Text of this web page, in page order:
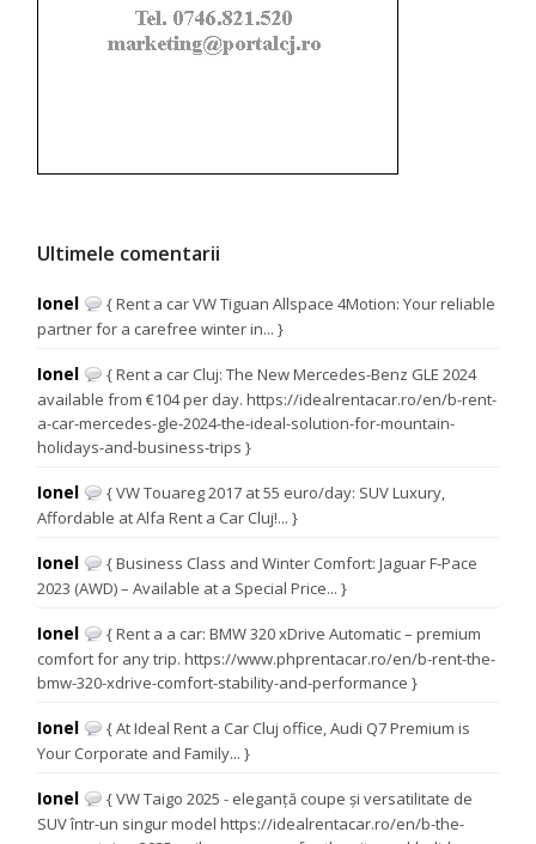
Ultimele comentarii
Ionel
{ Rent a car VW Tiguan Allspace 4Motion: Your reliable
partner for a carefree winter in... }
Ionel
{ Rent a car Cluj: The New Mercedes-Benz GLE 2024
available from €104 per day. https://idealrentacar.ro/en/b-rent-
a-car-mercedes-gle-2024-the-ideal-solution-for-mountain-
holidays-and-business-trips }
Ionel
{ VW Touareg 2017 at 55 euro/day: SUV Luxury,
Affordable at Alfa Rent a Car Cluj!... }
Ionel
{ Business Class and Winter Comfort: Jaguar F-Pace
2023 (AWD) – Available at a Special Price... }
Ionel
{ Rent a a car: BMW 320 xDrive Automatic – premium
comfort for any trip. https://www.phprentacar.ro/en/b-rent-the-
bmw-320-xdrive-comfort-stability-and-performance }
Ionel
{ At Ideal Rent a Car Cluj office, Audi Q7 Premium is
Your Corporate and Family... }
Ionel
{ VW Taigo 2025 - eleganță coupe și versatilitate de
SUV într-un singur model https://idealrentacar.ro/en/b-the-